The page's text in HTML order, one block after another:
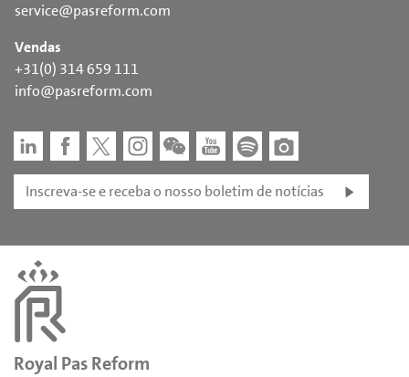
service@pasreform.com
Vendas
+31(0) 314 659 111
info@pasreform.com
Inscreva-se e receba o nosso boletim de notícias
Royal Pas Reform